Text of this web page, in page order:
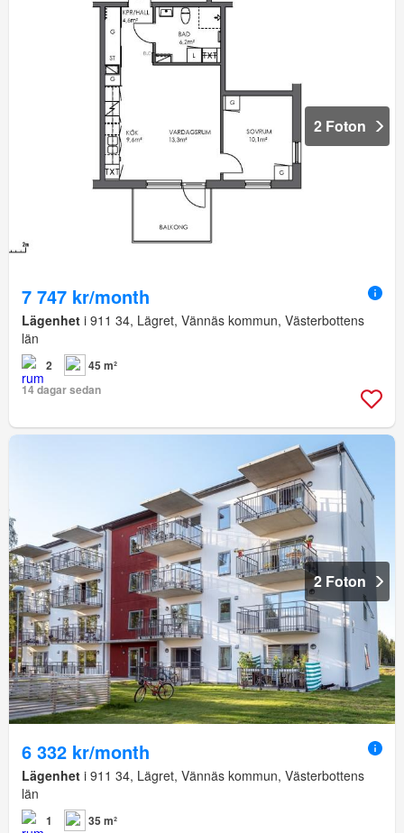
2 Foton
7 747 kr/month
Lägenhet i 911 34, Lägret, Vännäs kommun, Västerbottens
län
2
45 m²
14 dagar sedan
2 Foton
6 332 kr/month
Lägenhet i 911 34, Lägret, Vännäs kommun, Västerbottens
län
1
35 m²